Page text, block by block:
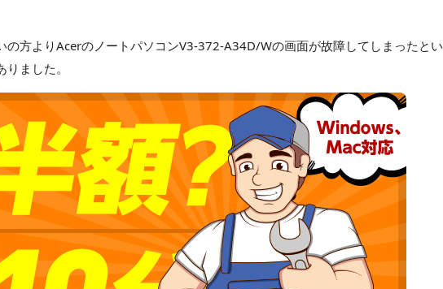
の方よりAcerのノートパソコンV3-372-A34D/Wの画面が故障してしまったとい
ました。